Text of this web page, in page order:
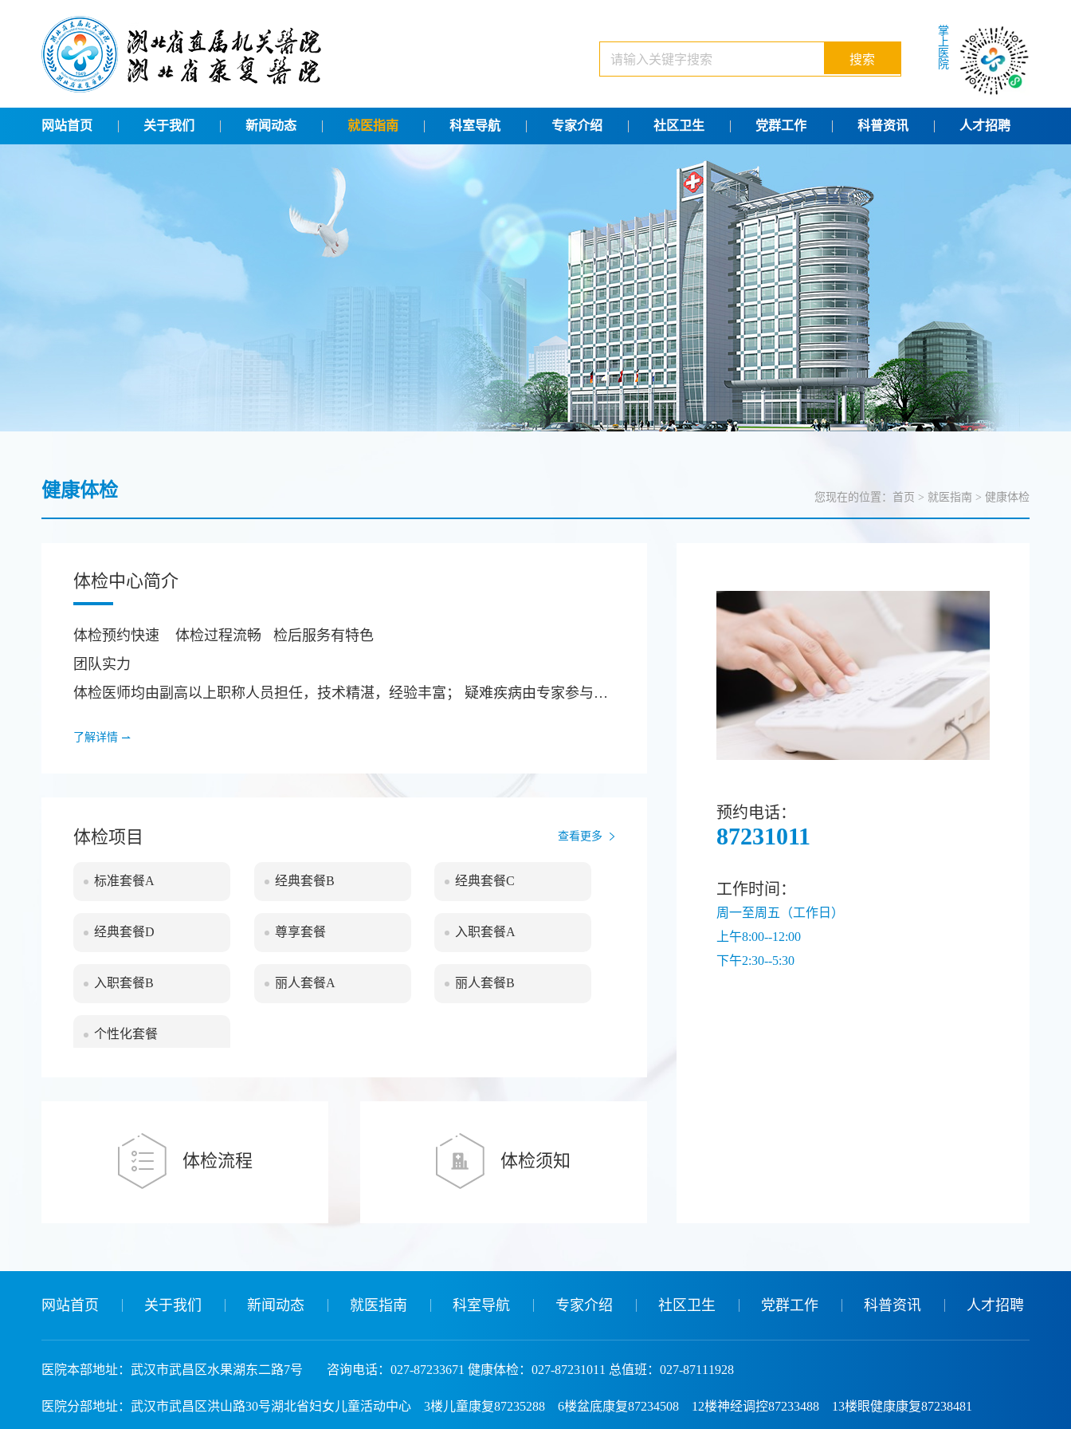
掌
上
医
院
网站首页 关于我们 新闻动态 就医指南 科室导航 专家介绍 社区卫生 党群工作 科普资讯 人才招聘
健康体检 您现在的位置： 首页 > 就医指南 > 健康体检
体检中心简介
体检预约快速 体检过程流畅 检后服务有特色
团队实力
体检医师均由副高以上职称人员担任，技术精湛，经验丰富； 疑难疾病由专家参与把
普勒、日本12
了解详情
体检项目 查看更多
标准套餐A 经典套餐B 经典套餐C
经典套餐D 尊享套餐 入职套餐A
入职套餐B 丽人套餐A 丽人套餐B
个性化套餐
体检流程 体检须知
预约电话：
87231011
工作时间：
周一至周五（工作日）
上午8:00--12:00
下午2:30--5:30
网站首页 关于我们 新闻动态 就医指南 科室导航 专家介绍 社区卫生 党群工作 科普资讯 人才招聘
医院本部地址：武汉市武昌区水果湖东二路7号 咨询电话：027-87233671 健康体检：027-87231011 总值班：027-87111928
医院分部地址：武汉市武昌区洪山路30号湖北省妇女儿童活动中心 3楼儿童康复87235288 6楼盆底康复87234508 12楼神经调控87233488 13楼眼健康康复87238481